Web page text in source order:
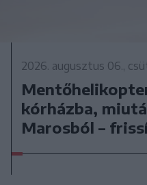
2026. augusztus 06.,
kórházba,
Marosból –